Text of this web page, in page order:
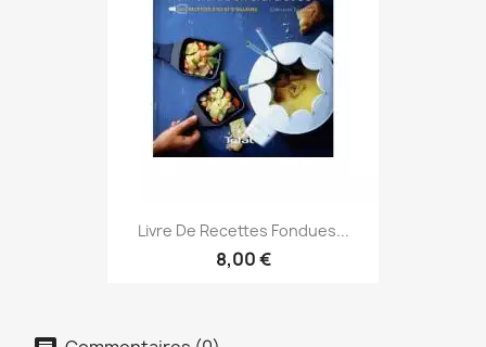
Livre De Recettes Fondues...
8,00 €